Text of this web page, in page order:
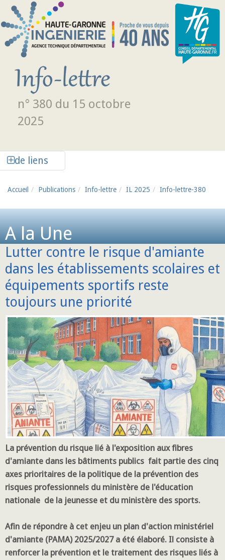
Aller au contenu principal
n° 380 du 15 octobre
2025
de liens
Accueil Publications Info-lettre IL 2025 Info-lettre-380
A la Une
Lutter contre le risque d'amiante
dans les établissements scolaires et
équipements sportifs reste
toujours une priorité
La prévention du risque lié à l'exposition aux fibres
d'amiante dans les bâtiments publics fait partie des cinq
axes prioritaires de la politique de la prévention des
risques professionnels du ministère de l'éducation
nationale de la jeunesse et du ministère des sports.
Afin de répondre à cet enjeu un plan d'action ministériel
d'amiante (PAMA) 2025/2027 a été élaboré. Il consiste à
renforcer la prévention et le traitement des risques liés à